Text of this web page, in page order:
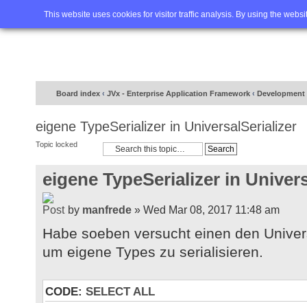
This website uses cookies for visitor traffic analysis. By using the
Home FAQ Advanced
Board index ‹ JVx - Enterprise Application Framework ‹ Development
eigene TypeSerializer in UniversalSerializer
Topic locked
eigene TypeSerializer in
by manfrede » Wed Mar 08, 2017 11:48 am
Habe soeben versucht einen den
um eigene Types zu serialisieren.
CODE: SELECT ALL